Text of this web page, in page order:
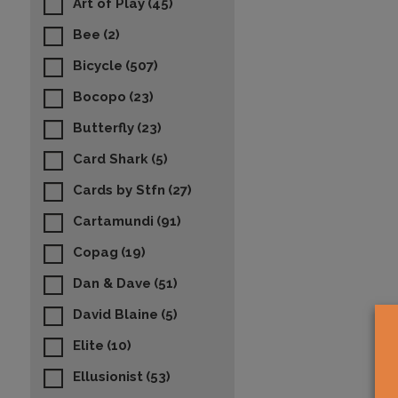
Art of Play (45)
Bee (2)
Bicycle (507)
Bocopo (23)
Butterfly (23)
Card Shark (5)
Cards by Stfn (27)
Cartamundi (91)
Copag (19)
Dan & Dave (51)
David Blaine (5)
Elite (10)
Ellusionist (53)